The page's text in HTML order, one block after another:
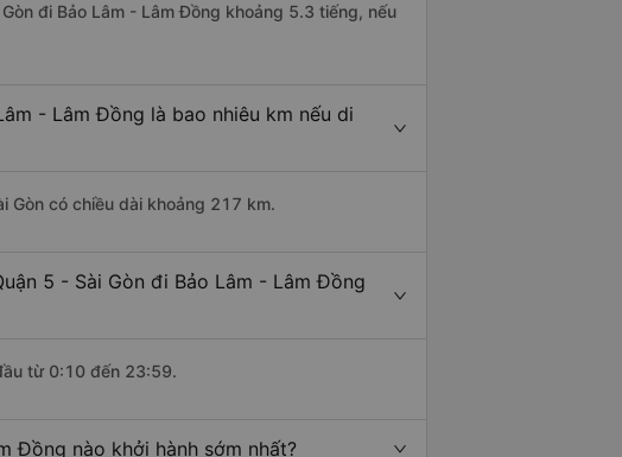
đi Bảo Lâm - Lâm Đồng khoảng 5.3 tiếng, nếu
- Lâm Đồng là bao nhiêu km nếu di
Gòn có chiều dài khoảng 217 km.
5 - Sài Gòn đi Bảo Lâm - Lâm Đồng
từ 0:10 đến 23:59.
Đồng nào khởi hành sớm nhất?